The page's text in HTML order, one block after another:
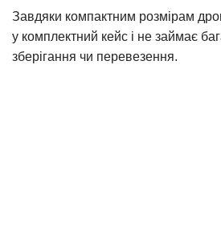
Завдяки компактним розмірам
у комплектний кейс і не займає
зберігання чи перевезення.